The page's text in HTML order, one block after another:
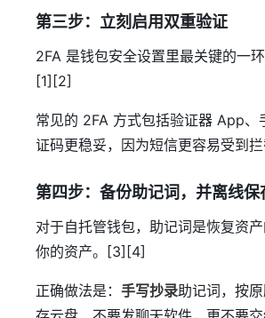
第三步：立刻启用双重验证
2FA 是钱包安全设置里最关键的一
[1][2]
常见的 2FA 方式包括验证器 App
证码更稳妥，因为短信更容易受到
第四步：备份助记词，并离线保
对于自托管钱包，助记词是恢复资
你的资产。[3][4]
正确做法是： 手写抄录助记词，按